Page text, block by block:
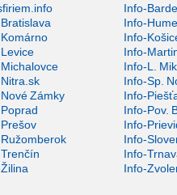
Info-
Info-
Info-
Info-
Info-L.
Info-Sp.
Zámky
Info-
Info-Pov.
Info-
Info-
Info-
Info-